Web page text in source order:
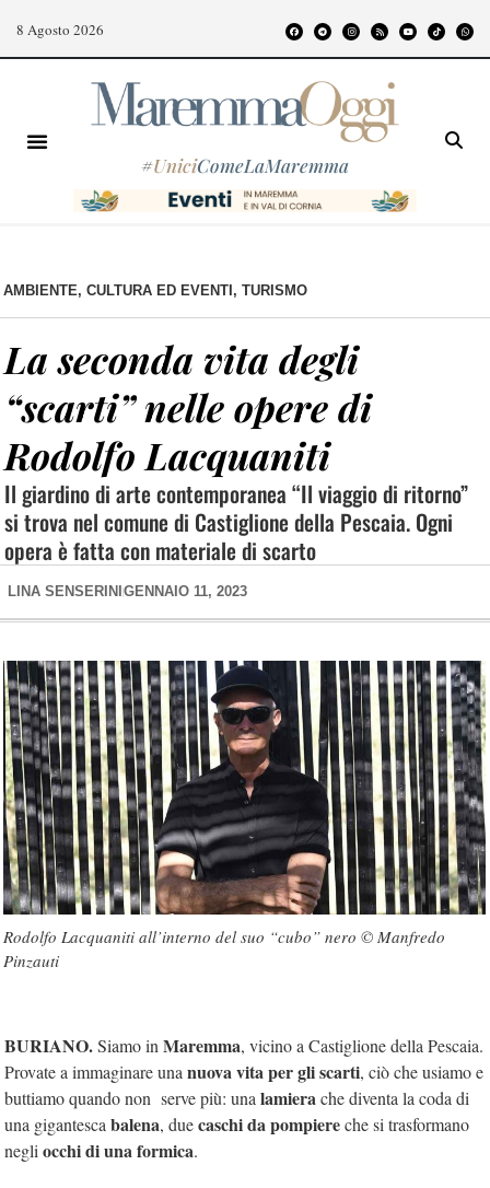
8 Agosto 2026
#UniciComeLaMaremma
AMBIENTE, CULTURA ED EVENTI , TURISMO
La seconda vita degli
“scarti” nelle opere di
Rodolfo Lacquaniti
Il giardino di arte contemporanea “Il viaggio di ritorno”
si trova nel comune di Castiglione della Pescaia. Ogni
opera è fatta con materiale di scarto
LINA SENSERINI GENNAIO 11, 2023
Rodolfo Lacquaniti all’interno del suo “cubo” nero © Manfredo
Pinzauti
BURIANO.Siamo in Maremma, vicino a Castiglione della Pescaia.
Provate a immaginare una nuova vita per gli scarti, ciò che usiamo e
buttiamo quando non serve più: una lamierache diventa la coda di
una gigantesca balena, duecaschi da pompiereche si trasformano
negli occhi di una formica.